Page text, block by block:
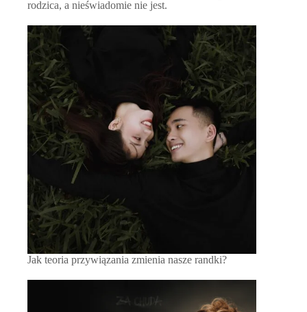
rodzica, a nieświadomie nie jest.
Jak teoria przywiązania zmienia nasze randki?